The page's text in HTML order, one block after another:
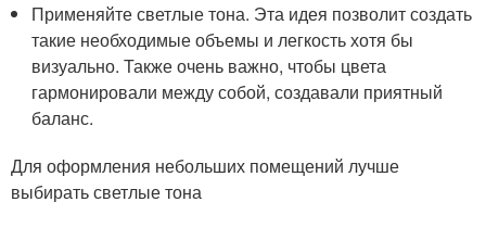
Применяйте светлые тона. Эта идея позволит создать
такие необходимые объемы и легкость хотя бы
визуально. Также очень важно, чтобы цвета
гармонировали между собой, создавали приятный
баланс.
Для оформления небольших помещений лучше
выбирать светлые тона